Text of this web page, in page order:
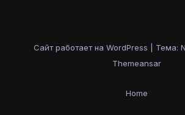
Сайт работает на WordPress
Тема:
Themeansar
Home